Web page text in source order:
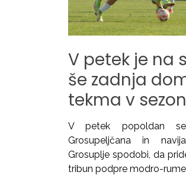
V petek je na
še zadnja
tekma v
V petek popoldan
Grosupeljčana in
Grosuplje spodobi, da
tribun podpre modro-